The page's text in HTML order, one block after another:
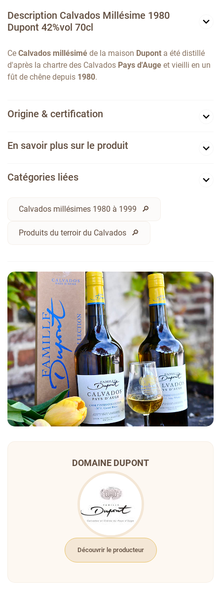
Description Calvados Millésime 1980
Dupont 42%vol 70cl
Ce Calvados millésimé de la maison Dupont a été distillé
d'après la chartre des Calvados Pays d'Auge et vieilli en un
fût de chêne depuis 1980.
Origine & certification
En savoir plus sur le produit
Catégories liées
Calvados millésimes 1980 à 1999
Produits du terroir du Calvados
DOMAINE DUPONT
Découvrir le producteur